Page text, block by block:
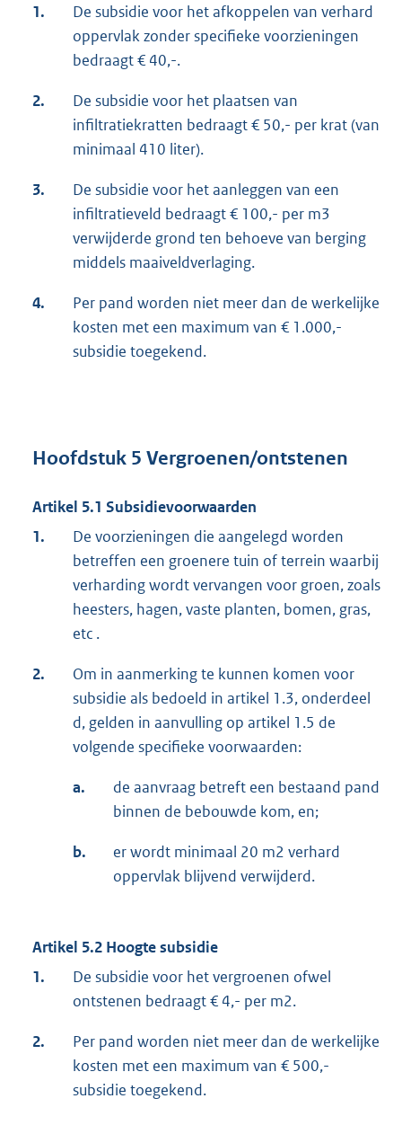
1.
De subsidie voor het afkoppelen van verhard
oppervlak zonder specifieke voorzieningen
bedraagt € 40,-.
2.
De subsidie voor het plaatsen van
infiltratiekratten bedraagt € 50,- per krat (van
minimaal 410 liter).
3.
De subsidie voor het aanleggen van een
infiltratieveld bedraagt € 100,- per m3
verwijderde grond ten behoeve van berging
middels maaiveldverlaging.
4.
Per pand worden niet meer dan de werkelijke
kosten met een maximum van € 1.000,-
subsidie toegekend.
Hoofdstuk 5 Vergroenen/ontstenen
Artikel 5.1 Subsidievoorwaarden
1.
De voorzieningen die aangelegd worden
betreffen een groenere tuin of terrein waarbij
verharding wordt vervangen voor groen, zoals
heesters, hagen, vaste planten, bomen, gras,
etc .
2.
Om in aanmerking te kunnen komen voor
subsidie als bedoeld in artikel 1.3, onderdeel
d, gelden in aanvulling op artikel 1.5 de
volgende specifieke voorwaarden:
a.
de aanvraag betreft een bestaand pand
binnen de bebouwde kom, en;
b.
er wordt minimaal 20 m2 verhard
oppervlak blijvend verwijderd.
Artikel 5.2 Hoogte subsidie
1.
De subsidie voor het vergroenen ofwel
ontstenen bedraagt € 4,- per m2.
2.
Per pand worden niet meer dan de werkelijke
kosten met een maximum van € 500,-
subsidie toegekend.